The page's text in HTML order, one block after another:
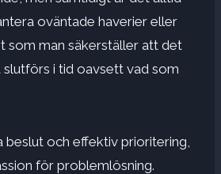
oväntade haverier eller
som man säkerställer att det
i tid oavsett vad som
beslut och effektiv prioritering,
för problemlösning.